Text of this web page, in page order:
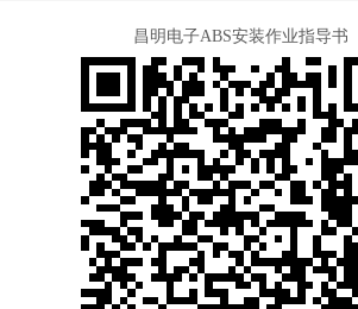
昌明电子ABS安装作业指导书